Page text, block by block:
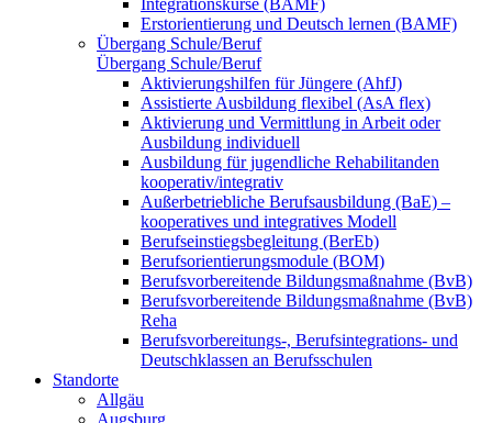
Integrationskurse (BAMF)
Erstorientierung und Deutsch lernen (BAMF)
Übergang Schule/Beruf
Übergang Schule/Beruf
Aktivierungshilfen für Jüngere (AhfJ)
Assistierte Ausbildung flexibel (AsA flex)
Aktivierung und Vermittlung in Arbeit oder
Ausbildung individuell
Ausbildung für jugendliche Rehabilitanden
kooperativ/integrativ
Außerbetriebliche Berufsausbildung (BaE) –
kooperatives und integratives Modell
Berufseinstiegsbegleitung (BerEb)
Berufsorientierungsmodule (BOM)
Berufsvorbereitende Bildungsmaßnahme (BvB)
Berufsvorbereitende Bildungsmaßnahme (BvB)
Reha
Berufsvorbereitungs-, Berufsintegrations- und
Deutschklassen an Berufsschulen
Standorte
Allgäu
Augsburg